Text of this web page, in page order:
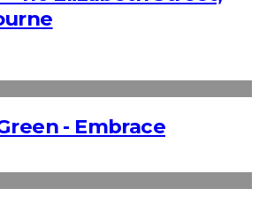
- Embrace